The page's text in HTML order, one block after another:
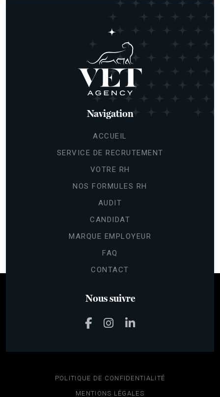
personnaliser le contenu et les annonces,
'Préférences de cookies' situé dans le pied de page.
Lire la politique de confidentialité
Voici pourquoi nous utilisons des cookies.
Partage de données avec Google
Navigation
ACCUEIL
SERVICE DE RECRUTEMENT
VOTRE RH
NOS FORMULES RH
AUDIT
CANDIDAT
MARQUE EMPLOYEUR
FAQ
CONTACT
Nous suivre
POLITIQUE DE CONFIDENTIALITÉ
MENTIONS LÉGALES